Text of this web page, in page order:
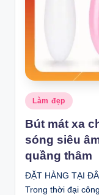
Posted
in
Làm đẹp
Bút mát xa
sóng siêu
quầng thâm
ĐẶT HÀNG TẠI
Trong thời đại